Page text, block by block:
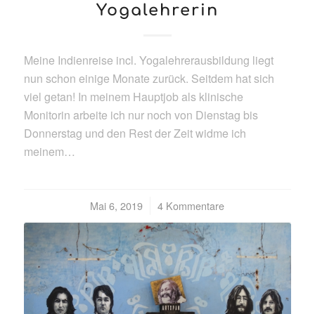
Yogalehrerin
Meine Indienreise incl. Yogalehrerausbildung liegt
nun schon einige Monate zurück. Seitdem hat sich
viel getan! In meinem Hauptjob als klinische
Monitorin arbeite ich nur noch von Dienstag bis
Donnerstag und den Rest der Zeit widme ich
meinem…
Mai 6, 2019
/ 4 Kommentare